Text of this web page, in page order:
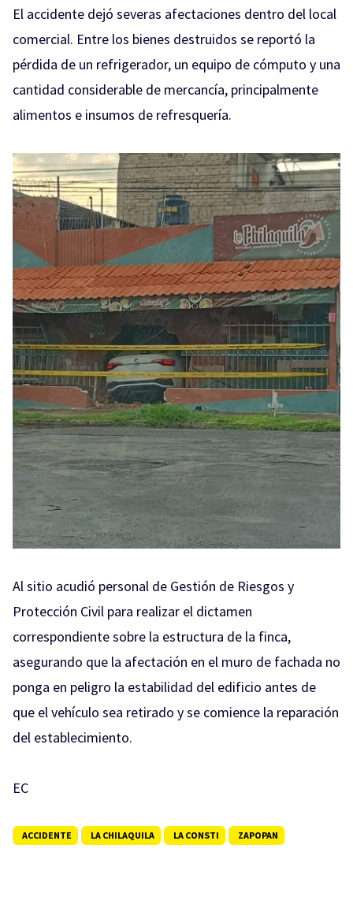
El accidente dejó severas afectaciones dentro del local
comercial. Entre los bienes destruidos se reportó la
pérdida de un refrigerador, un equipo de cómputo y una
cantidad considerable de mercancía, principalmente
alimentos e insumos de refresquería.
Al sitio acudió personal de Gestión de Riesgos y
Protección Civil para realizar el dictamen
correspondiente sobre la estructura de la finca,
asegurando que la afectación en el muro de fachada no
ponga en peligro la estabilidad del edificio antes de
que el vehículo sea retirado y se comience la reparación
del establecimiento.
EC
ACCIDENTE LA CHILAQUILA LA CONSTI ZAPOPAN